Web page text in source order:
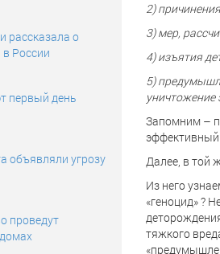
рассказала о
России
первый день
объявляли угрозу
проведут
2)
3) мер,
4) изъятия
5)
уничтожение
Запомним –
эффективный
Далее, в той
Из него
«геноцид» ?
тяжкого